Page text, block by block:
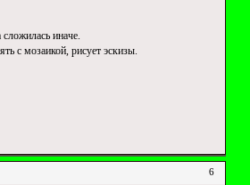
иначе.
с мозаикой, рисует эскизы.
6